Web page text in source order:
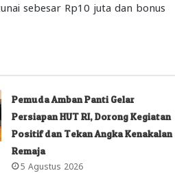
sebesar Rp10 juta dan bonus
Pemuda Amban Panti Gelar
Persiapan HUT RI, Dorong Kegiatan
Positif dan Tekan Angka Kenakalan
Remaja
5 Agustus 2026